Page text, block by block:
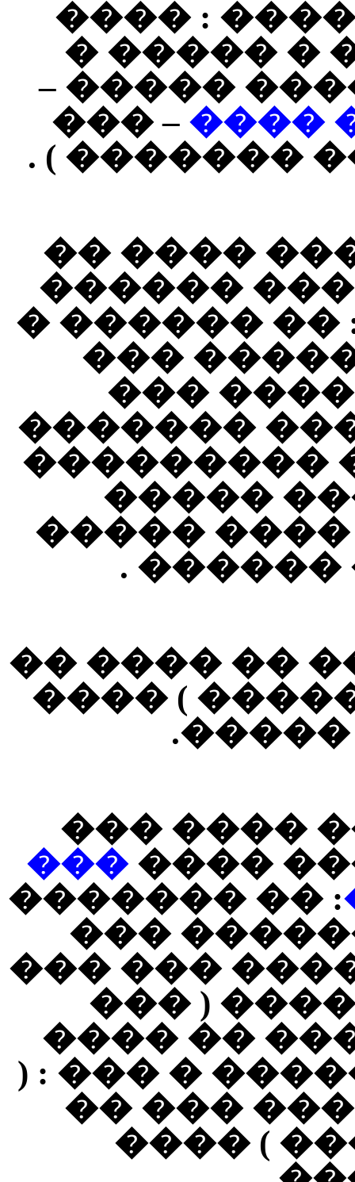
��� ��
�����
������� ��
���
– ���
������� (
��� ����
�����
��� ����
��� ���
�������
�������
�����
������
������
��� ��
���� ( ����
���
��� ���
����
���
: �� �������
�������
���� ����
���
�������� )
���� : ���
����
�����